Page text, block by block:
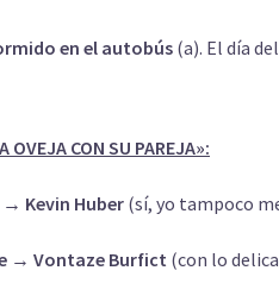
en el autobús(a). El día
OVEJA CON SU PAREJA»:
Kevin Huber (sí, yo tampoco
→ Vontaze Burfict (con lo